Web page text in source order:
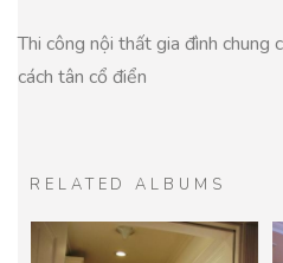
Thi công nội thất gia đình chung
cách tân cổ điển
RELATED ALBUMS